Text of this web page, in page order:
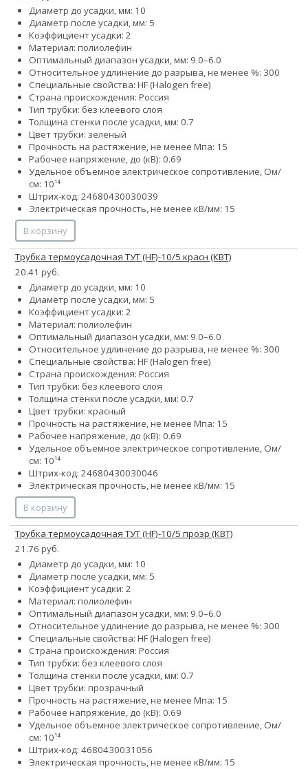
Диаметр до усадки, мм: 10
Диаметр после усадки, мм: 5
Коэффициент усадки: 2
Материал: полиолефин
Оптимальный диапазон усадки, мм: 9.0–6.0
Относительное удлинение до разрыва, не менее %: 300
Специальные свойства: HF (Halogen free)
Страна происхождения: Россия
Тип трубки: без клеевого слоя
Толщина стенки после усадки, мм: 0.7
Цвет трубки: зеленый
Прочность на растяжение, не менее Мпа: 15
Рабочее напряжение, до (кВ): 0.69
Удельное объемное электрическое сопротивление, Ом/
см: 10¹⁴
Штрих-код: 24680430030039
Электрическая прочность, не менее кВ/мм: 15
В корзину
Трубка термоусадочная ТУТ (HF)-10/5 красн (КВТ)
20.41 руб.
Диаметр до усадки, мм: 10
Диаметр после усадки, мм: 5
Коэффициент усадки: 2
Материал: полиолефин
Оптимальный диапазон усадки, мм: 9.0–6.0
Относительное удлинение до разрыва, не менее %: 300
Специальные свойства: HF (Halogen free)
Страна происхождения: Россия
Тип трубки: без клеевого слоя
Толщина стенки после усадки, мм: 0.7
Цвет трубки: красный
Прочность на растяжение, не менее Мпа: 15
Рабочее напряжение, до (кВ): 0.69
Удельное объемное электрическое сопротивление, Ом/
см: 10¹⁴
Штрих-код: 24680430030046
Электрическая прочность, не менее кВ/мм: 15
В корзину
Трубка термоусадочная ТУТ (HF)-10/5 прозр (КВТ)
21.76 руб.
Диаметр до усадки, мм: 10
Диаметр после усадки, мм: 5
Коэффициент усадки: 2
Материал: полиолефин
Оптимальный диапазон усадки, мм: 9.0–6.0
Относительное удлинение до разрыва, не менее %: 300
Специальные свойства: HF (Halogen free)
Страна происхождения: Россия
Тип трубки: без клеевого слоя
Толщина стенки после усадки, мм: 0.7
Цвет трубки: прозрачный
Прочность на растяжение, не менее Мпа: 15
Рабочее напряжение, до (кВ): 0.69
Удельное объемное электрическое сопротивление, Ом/
см: 10¹⁴
Штрих-код: 4680430031056
Электрическая прочность, не менее кВ/мм: 15